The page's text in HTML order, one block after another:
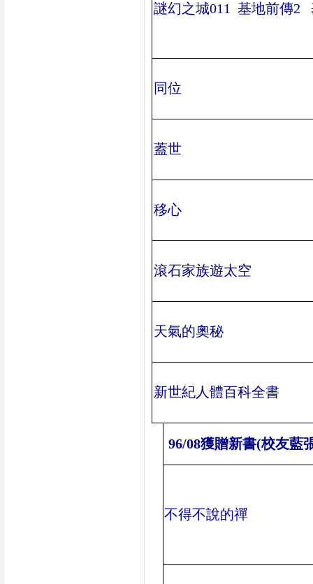
謎幻之城011 基地前傳2
同位
蓋世
移心
滾石家族遊太空
天氣的奧秘
新世紀人體百科全書
96/08獲贈新書(校友藍
不得不說的禪